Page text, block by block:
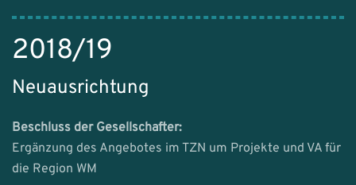
2018/19
Neuausrichtung
Beschluss der Gesellschafter:
Ergänzung des Angebotes im TZN um Projekte und VA für
die Region WM